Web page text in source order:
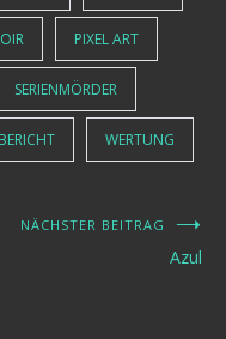
PIXEL ART
SERIENMÖRDER
WERTUNG
NÄCHSTER BEITRAG
Azul